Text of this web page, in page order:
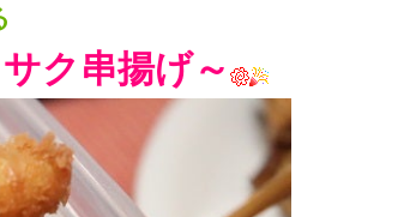
ク串揚げ～